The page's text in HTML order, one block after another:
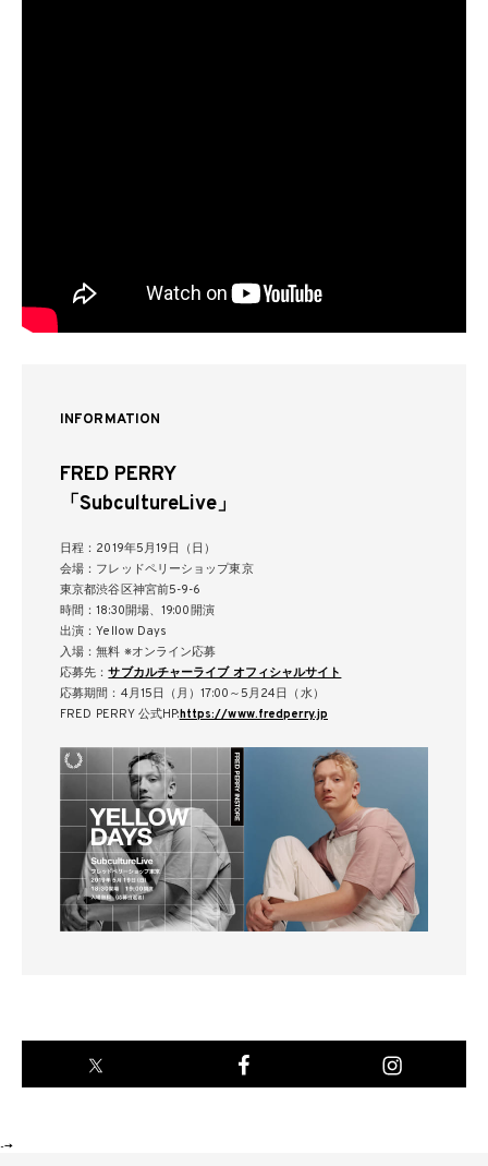
INFORMATION
FRED PERRY
「SubcultureLive」
日程：2019年5月19日（日）
会場：フレッドペリーショップ東京
東京都渋谷区神宮前5-9-6
時間：18:30開場、19:00開演
出演：Yellow Days
入場：無料 ※オンライン応募
応募先：サブカルチャーライブ オフィシャルサイト
応募期間：4月15日（月）17:00～5月24日（水）
FRED PERRY 公式HP:https://www.fredperry.jp
-->